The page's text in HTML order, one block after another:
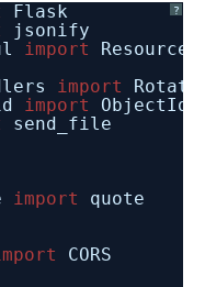
?
Flask
jsonify
import
import
import
ObjectId
send_file
import
quote
CORS